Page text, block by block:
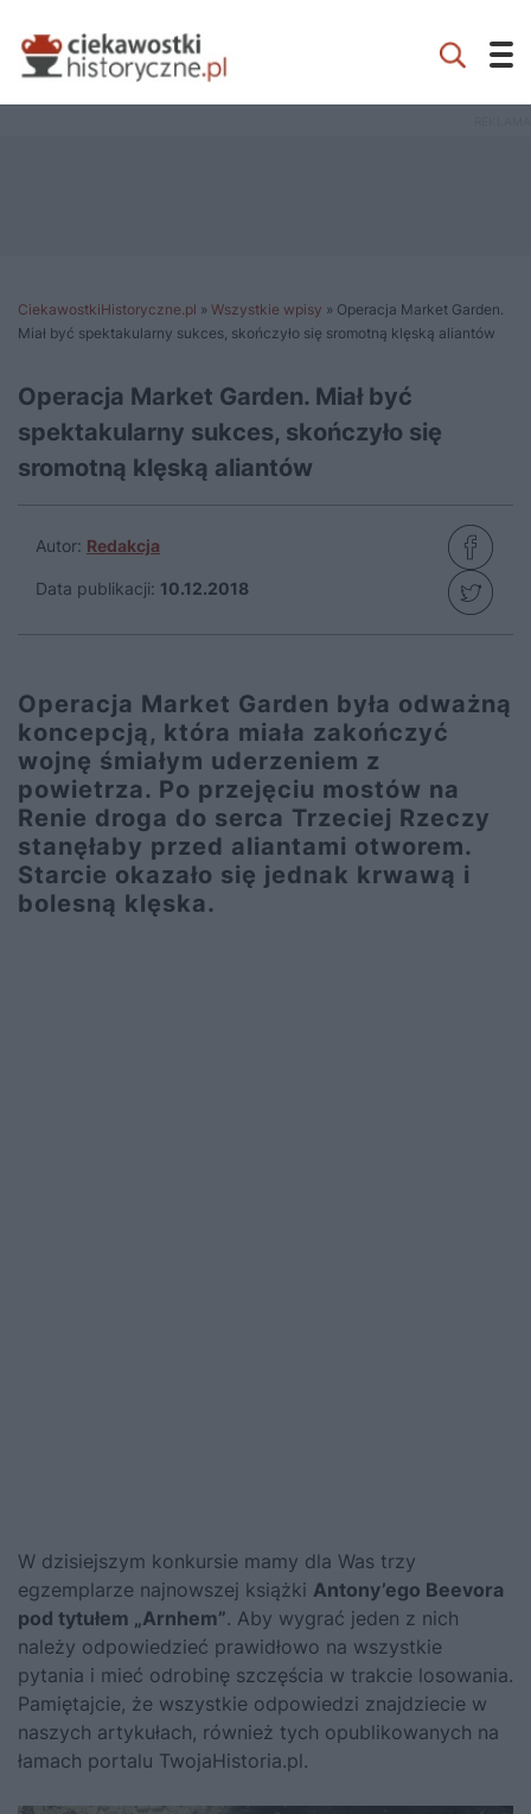
CiekawostkiHistoryczne.pl » Wszystkie wpisy » Operacja Market Garden.
Miał być spektakularny sukces, skończyło się sromotną klęską aliantów
Operacja Market Garden. Miał być
spektakularny sukces, skończyło się
sromotną klęską aliantów
Autor: Redakcja
Data publikacji: 10.12.2018
Operacja Market Garden była odważną
koncepcją, która miała zakończyć
wojnę śmiałym uderzeniem z
powietrza. Po przejęciu mostów na
Renie droga do serca Trzeciej Rzeczy
stanęłaby przed aliantami otworem.
Starcie okazało się jednak krwawą i
bolesną klęska.
W dzisiejszym konkursie mamy dla Was trzy
egzemplarze najnowszej książki Antony’ego Beevora
pod tytułem „Arnhem”. Aby wygrać jeden z nich
należy odpowiedzieć prawidłowo na wszystkie
pytania i mieć odrobinę szczęścia w trakcie losowania.
Pamiętajcie, że wszystkie odpowiedzi znajdziecie w
naszych artykułach, również tych opublikowanych na
łamach portalu TwojaHistoria.pl.